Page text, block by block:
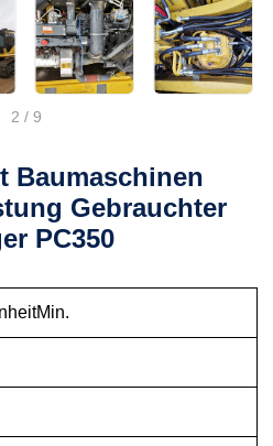
2 / 9
Baumaschinen
Gebrauchter
PC350